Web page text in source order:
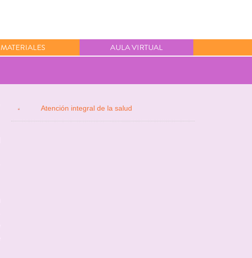
MATERIALES AULA VIRTUAL
Atención integral de la salud